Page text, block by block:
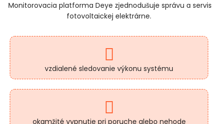
Monitorovacia platforma Deye zjednodušuje správu a servis
fotovoltaickej elektrárne.
vzdialené sledovanie výkonu systému
okamžité vypnutie pri poruche alebo nehode